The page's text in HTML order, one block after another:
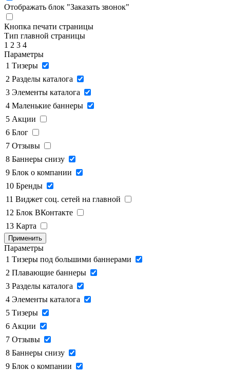
Отображать блок "Заказать звонок"
Кнопка печати страницы
Тип главной страницы
1 2 3 4
Параметры
1 Тизеры
2 Разделы каталога
3 Элементы каталога
4 Маленькие баннеры
5 Акции
6 Блог
7 Отзывы
8 Баннеры снизу
9 Блок о компании
10 Бренды
11 Виджет соц. сетей на главной
12 Блок ВКонтакте
13 Карта
Применить
Параметры
1 Тизеры под большими баннерами
2 Плавающие баннеры
3 Разделы каталога
4 Элементы каталога
5 Тизеры
6 Акции
7 Отзывы
8 Баннеры снизу
9 Блок о компании